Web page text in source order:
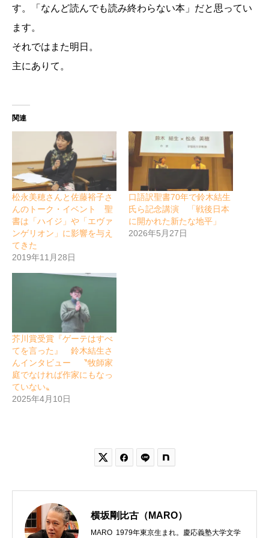
す。「なんど読んでも読み終わらない本」だと思ってい
ます。
それではまた明日。
主にありて。
関連
松永美穂さんと佐藤裕子さ
んのトーク・イベント 聖
書は「ハイジ」や「エヴァ
ンゲリオン」に影響を与え
てきた
2019年11月28日
口語訳聖書70年で鈴木結生
氏ら記念講演 「戦後日本
に開かれた新たな地平」
2026年5月27日
芥川賞受賞『ゲーテはすべ
てを言った』 鈴木結生さ
んインタビュー 〝牧師家
庭でなければ作家にもなっ
ていない〟
2025年4月10日
 
横坂剛比古（MARO）
MARO 1979年東京生まれ。慶応義塾大学文学